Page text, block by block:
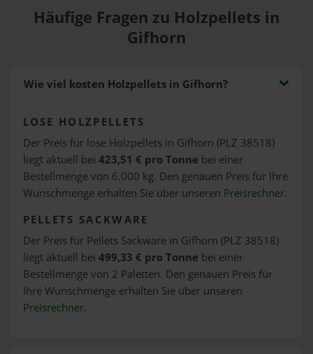
Häufige Fragen zu Holzpellets in
Gifhorn
Wie viel kosten Holzpellets in Gifhorn?
LOSE HOLZPELLETS
Der Preis für lose Holzpellets in Gifhorn (PLZ 38518)
liegt aktuell bei 423,51 € pro Tonne bei einer
Bestellmenge von 6.000 kg. Den genauen Preis für Ihre
Wunschmenge erhalten Sie über unseren Preisrechner.
PELLETS SACKWARE
Der Preis für Pellets Sackware in Gifhorn (PLZ 38518)
liegt aktuell bei 499,33 € pro Tonne bei einer
Bestellmenge von 2 Paletten. Den genauen Preis für
Ihre Wunschmenge erhalten Sie über unseren
Preisrechner.